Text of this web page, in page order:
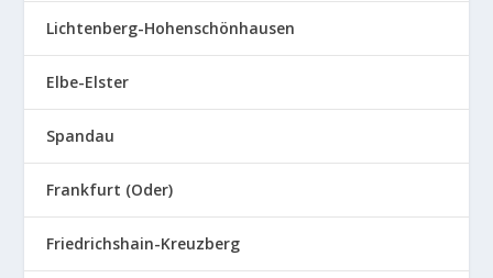
Lichtenberg-Hohenschönhausen
Elbe-Elster
Spandau
Frankfurt (Oder)
Friedrichshain-Kreuzberg